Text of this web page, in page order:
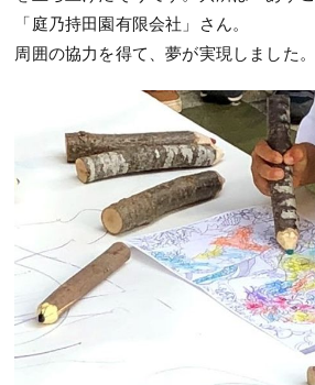
「庭乃持田園有限会社」さん。
周囲の協力を得て、夢が実現しました。